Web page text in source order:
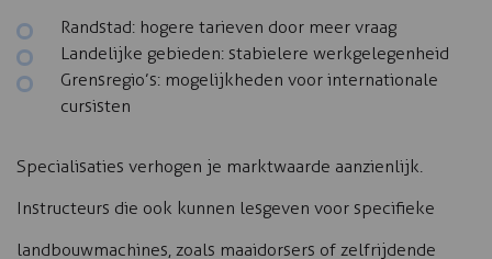
Randstad: hogere tarieven door meer vraag
Landelijke gebieden: stabielere werkgelegenheid
Grensregio’s: mogelijkheden voor internationale
cursisten
Specialisaties verhogen je marktwaarde aanzienlijk.
Instructeurs die ook kunnen lesgeven voor specifieke
landbouwmachines, zoals maaidorsers of zelfrijdende